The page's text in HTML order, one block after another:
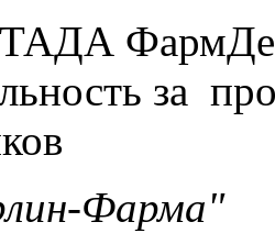
за
Фарма"